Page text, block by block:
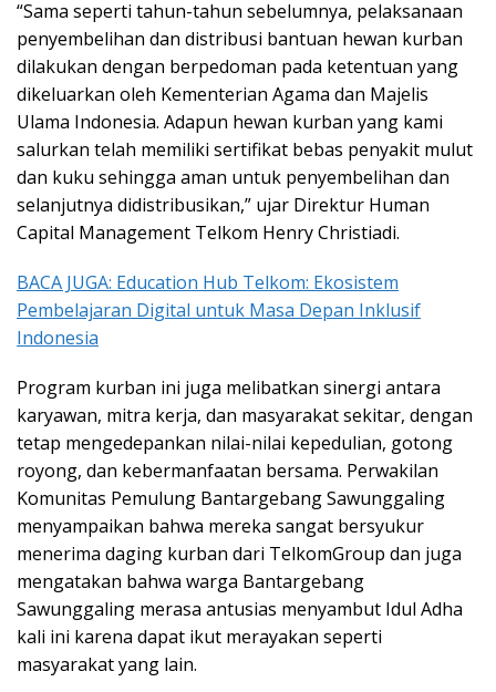
“Sama seperti tahun-tahun sebelumnya, pelaksanaan
penyembelihan dan distribusi bantuan hewan kurban
dilakukan dengan berpedoman pada ketentuan yang
dikeluarkan oleh Kementerian Agama dan Majelis
Ulama Indonesia. Adapun hewan kurban yang kami
salurkan telah memiliki sertifikat bebas penyakit mulut
dan kuku sehingga aman untuk penyembelihan dan
selanjutnya didistribusikan,” ujar Direktur Human
Capital Management Telkom Henry Christiadi.
BACA JUGA: Education Hub Telkom: Ekosistem
Pembelajaran Digital untuk Masa Depan Inklusif
Indonesia
Program kurban ini juga melibatkan sinergi antara
karyawan, mitra kerja, dan masyarakat sekitar, dengan
tetap mengedepankan nilai-nilai kepedulian, gotong
royong, dan kebermanfaatan bersama. Perwakilan
Komunitas Pemulung Bantargebang Sawunggaling
menyampaikan bahwa mereka sangat bersyukur
menerima daging kurban dari TelkomGroup dan juga
mengatakan bahwa warga Bantargebang
Sawunggaling merasa antusias menyambut Idul Adha
kali ini karena dapat ikut merayakan seperti
masyarakat yang lain.